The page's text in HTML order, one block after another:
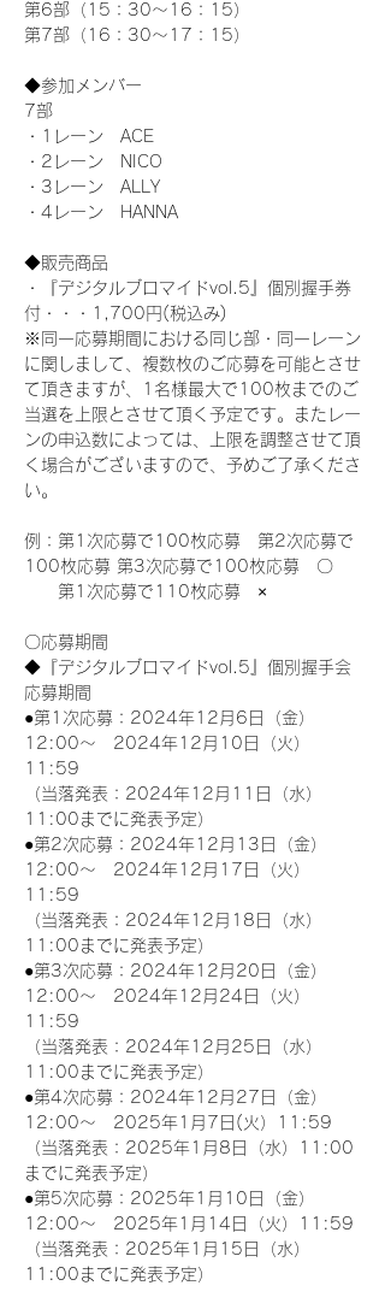
第6部（15：30～16：15）
第7部（16：30～17：15）
◆参加メンバー
7部
・1レーン　ACE
・2レーン　NICO
・3レーン　ALLY
・4レーン　HANNA
◆販売商品
・『デジタルブロマイドvol.5』個別握手券
付・・・1,700円(税込み)
※同一応募期間における同じ部・同一レーン
に関しまして、複数枚のご応募を可能とさせ
て頂きますが、1名様最大で100枚までのご
当選を上限とさせて頂く予定です。またレー
ンの申込数によっては、上限を調整させて頂
く場合がございますので、予めご了承くださ
い。
例：第1次応募で100枚応募　第2次応募で
100枚応募 第3次応募で100枚応募　〇
第1次応募で110枚応募　×
〇応募期間
◆『デジタルブロマイドvol.5』個別握手会
応募期間
●第1次応募：2024年12月6日（金）
12:00～　2024年12月10日（火）
11:59
（当落発表：2024年12月11日（水）
11:00までに発表予定）
●第2次応募：2024年12月13日（金）
12:00～　2024年12月17日（火）
11:59
（当落発表：2024年12月18日（水）
11:00までに発表予定）
●第3次応募：2024年12月20日（金）
12:00～　2024年12月24日（火）
11:59
（当落発表：2024年12月25日（水）
11:00までに発表予定）
●第4次応募：2024年12月27日（金）
12:00～　2025年1月7日(火）11:59
（当落発表：2025年1月8日（水）11:00
までに発表予定）
●第5次応募：2025年1月10日（金）
12:00～　2025年1月14日（火）11:59
（当落発表：2025年1月15日（水）
11:00までに発表予定）